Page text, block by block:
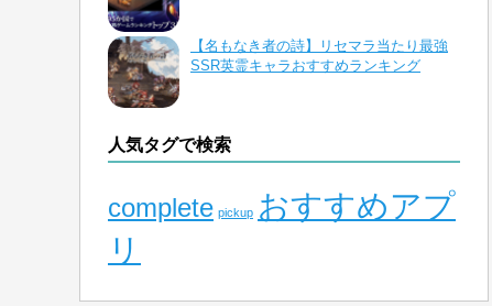
【名もなき者の詩】リセマラ当たり最強
SSR英霊キャラおすすめランキング
人気タグで検索
complete pickup おすすめアプ
リ